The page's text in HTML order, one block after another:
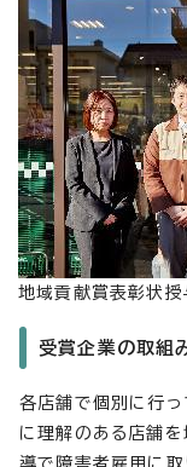
地域貢献賞表彰状授
受賞企業の取組
各店舗で個別に行っ
に理解のある店舗
導で障害者雇用に